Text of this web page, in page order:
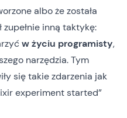
albo że została
zupełnie inną taktykę:
wżyciu programisty,
narzędzia. Tym
się takie zdarzenia jak
experiment started”